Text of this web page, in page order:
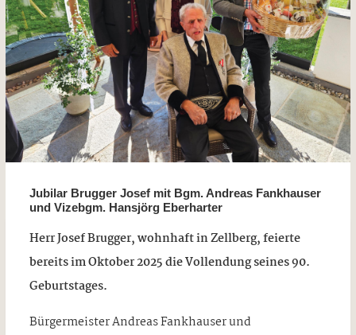
Jubilar Brugger Josef mit Bgm. Andreas Fankhauser
und Vizebgm. Hansjörg Eberharter
Herr Josef Brugger, wohnhaft in Zellberg, feierte
bereits im Oktober 2025 die Vollendung seines 90.
Geburtstages.
Bürgermeister Andreas Fankhauser und